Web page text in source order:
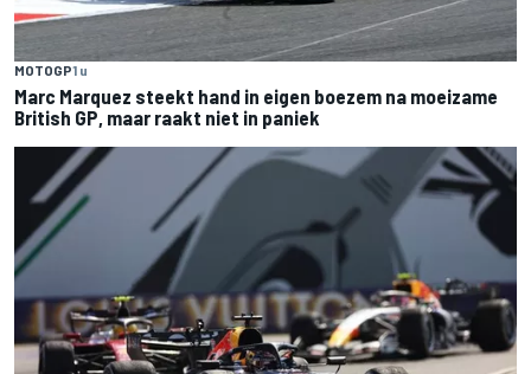
MOTOGP1 u
Marc Marquez steekt hand in eigen boezem na moeizame
British GP, maar raakt niet in paniek